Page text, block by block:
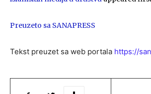
Preuzeto sa SANAPRESS
Tekst preuzet sa web portala https://